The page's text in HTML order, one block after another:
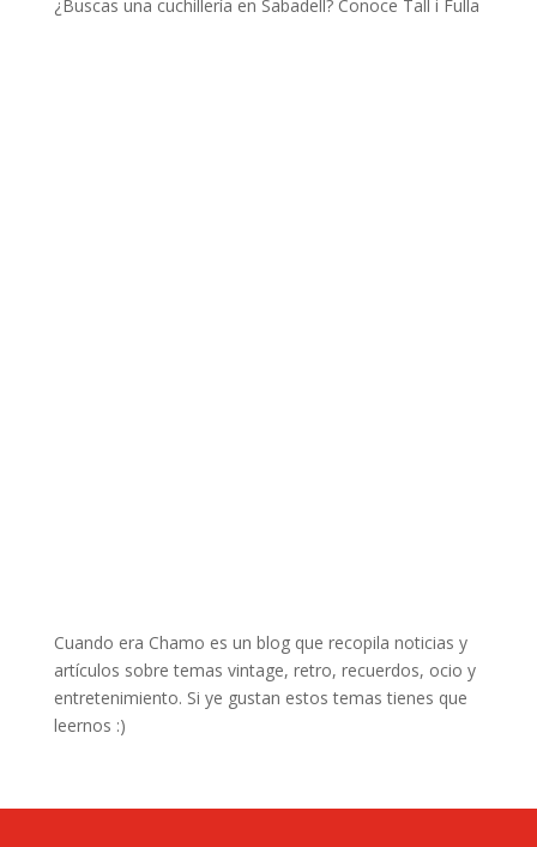
¿Buscas una cuchillería en Sabadell? Conoce Tall i Fulla
Cuando era Chamo es un blog que recopila noticias y
artículos sobre temas vintage, retro, recuerdos, ocio y
entretenimiento. Si ye gustan estos temas tienes que
leernos :)